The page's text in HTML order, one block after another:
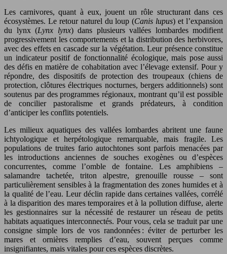
Les carnivores, quant à eux, jouent un rôle structurant dans ces
écosystèmes. Le retour naturel du loup (Canis lupus) et l’expansion
du lynx (Lynx lynx) dans plusieurs vallées lombardes modifient
progressivement les comportements et la distribution des herbivores,
avec des effets en cascade sur la végétation. Leur présence constitue
un indicateur positif de fonctionnalité écologique, mais pose aussi
des défis en matière de cohabitation avec l’élevage extensif. Pour y
répondre, des dispositifs de protection des troupeaux (chiens de
protection, clôtures électriques nocturnes, bergers additionnels) sont
soutenus par des programmes régionaux, montrant qu’il est possible
de concilier pastoralisme et grands prédateurs, à condition
d’anticiper les conflits potentiels.
Les milieux aquatiques des vallées lombardes abritent une faune
ichtyologique et herpétologique remarquable, mais fragile. Les
populations de truites fario autochtones sont parfois menacées par
les introductions anciennes de souches exogènes ou d’espèces
concurrentes, comme l’omble de fontaine. Les amphibiens –
salamandre tachetée, triton alpestre, grenouille rousse – sont
particulièrement sensibles à la fragmentation des zones humides et à
la qualité de l’eau. Leur déclin rapide dans certaines vallées, corrélé
à la disparition des mares temporaires et à la pollution diffuse, alerte
les gestionnaires sur la nécessité de restaurer un réseau de petits
habitats aquatiques interconnectés. Pour vous, cela se traduit par une
consigne simple lors de vos randonnées : éviter de perturber les
mares et ornières remplies d’eau, souvent perçues comme
insignifiantes, mais vitales pour ces espèces discrètes.